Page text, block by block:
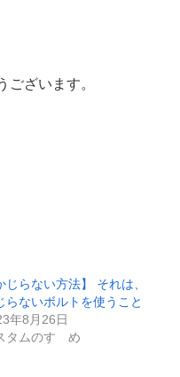
ございます。
じらない方法】 それは、
らないボルトを使うこと
年8月26日
タムのすゝめ